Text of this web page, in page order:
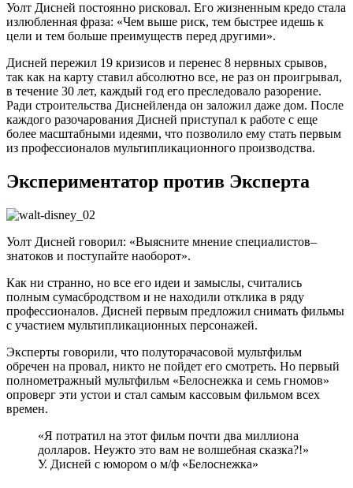
Уолт Дисней постоянно рисковал. Его жизненным кредо стала
излюбленная фраза: «Чем выше риск, тем быстрее идешь к
цели и тем больше преимуществ перед другими».
Дисней пережил 19 кризисов и перенес 8 нервных срывов,
так как на карту ставил абсолютно все, не раз он проигрывал,
в течение 30 лет, каждый год его преследовало разорение.
Ради строительства Диснейленда он заложил даже дом. После
каждого разочарования Дисней приступал к работе с еще
более масштабными идеями, что позволило ему стать первым
из профессионалов мультипликационного производства.
Экспериментатор против Эксперта
Уолт Дисней говорил: «Выясните мнение специалистов–
знатоков и поступайте наоборот».
Как ни странно, но все его идеи и замыслы, считались
полным сумасбродством и не находили отклика в ряду
профессионалов. Дисней первым предложил снимать фильмы
с участием мультипликационных персонажей.
Эксперты говорили, что полуторачасовой мультфильм
обречен на провал, никто не пойдет его смотреть. Но первый
полнометражный мультфильм «Белоснежка и семь гномов»
опроверг эти устои и стал самым кассовым фильмом всех
времен.
«Я потратил на этот фильм почти два миллиона
долларов. Неужто это вам не волшебная сказка?!»
У. Дисней с юмором о м/ф «Белоснежка»